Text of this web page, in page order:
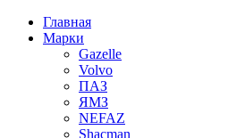
Главная
Марки
Gazelle
Volvo
ПАЗ
ЯМЗ
NEFAZ
Shacman